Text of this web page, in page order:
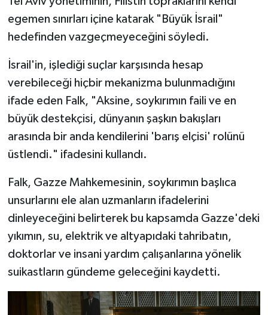
egemen sınırları içine katarak "Büyük İsrail"
hedefinden vazgeçmeyeceğini söyledi.
İsrail'in, işlediği suçlar karşısında hesap
verebileceği hiçbir mekanizma bulunmadığını
ifade eden Falk, "Aksine, soykırımın faili ve en
büyük destekçisi, dünyanın şaşkın bakışları
arasında bir anda kendilerini 'barış elçisi' rolünü
üstlendi." ifadesini kullandı.
Falk, Gazze Mahkemesinin, soykırımın başlıca
unsurlarını ele alan uzmanların ifadelerini
dinleyeceğini belirterek bu kapsamda Gazze'deki
yıkımın, su, elektrik ve altyapıdaki tahribatın,
doktorlar ve insani yardım çalışanlarına yönelik
suikastların gündeme geleceğini kaydetti.